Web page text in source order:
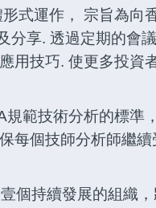
式運作， 宗旨為向
分享. 透過定期的會
用技巧. 使更多投資
規範技術分析的標準
每個技師分析師繼
個持續發展的組織